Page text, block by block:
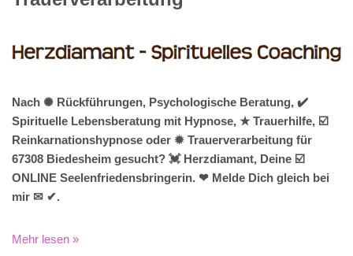
Nach ✺ Rückführungen, Psychologische Beratung, ✔️
Spirituelle Lebensberatung mit Hypnose, ★ Trauerhilfe, ☑️
Reinkarnationshypnose oder ✹ Trauerverarbeitung für
67308 Biedesheim gesucht? 💓️ Herzdiamant, Deine ☑️
ONLINE Seelenfriedensbringerin. ❤ Melde Dich gleich bei
mir ✉ ✔.
Mehr lesen »